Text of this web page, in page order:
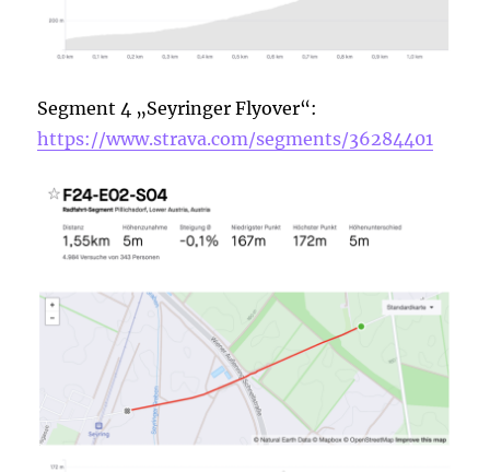
Segment 4 „Seyringer Flyover“:
https://www.strava.com/segments/36284401